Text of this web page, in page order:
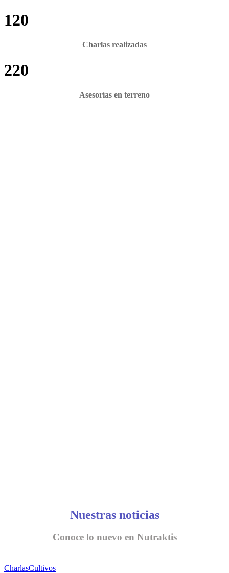
120
Charlas realizadas
220
Asesorías en terreno
Nuestras noticias
Conoce lo nuevo en Nutraktis
CharlasCultivos